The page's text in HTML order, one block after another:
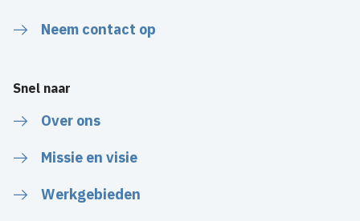
Neem contact op
Snel naar
Over ons
Missie en visie
Werkgebieden